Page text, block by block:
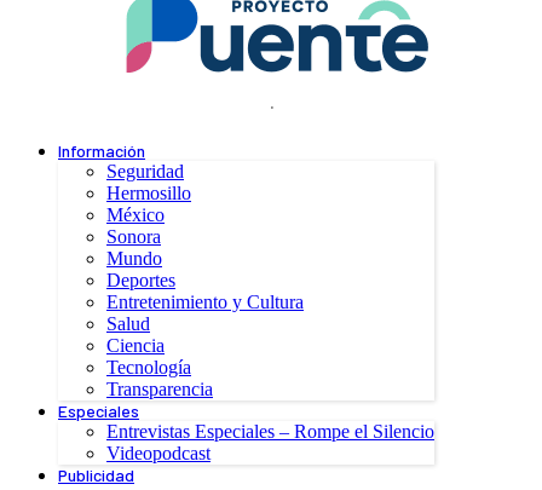
.
Información
Seguridad
Hermosillo
México
Sonora
Mundo
Deportes
Entretenimiento y Cultura
Salud
Ciencia
Tecnología
Transparencia
Especiales
Entrevistas Especiales – Rompe el Silencio
Videopodcast
Publicidad